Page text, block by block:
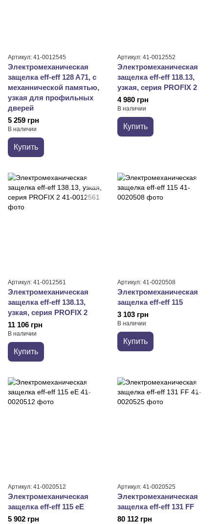
Артикул: 41-0012545
Электромеханическая
защелка eff-eff 128 A71, с
механнической памятью,
узкая для профильных
дверей
5 259 грн
В наличии
Купить
Артикул: 41-0012552
Электромеханическая
защелка eff-eff 118.13,
узкая, серия PROFIX 2
4 980 грн
В наличии
Купить
Артикул: 41-0012561
Электромеханическая
защелка eff-eff 138.13,
узкая, серия PROFIX 2
11 106 грн
В наличии
Купить
Артикул: 41-0020508
Электромеханическая
защелка eff-eff 115
3 103 грн
В наличии
Купить
Артикул: 41-0020512
Электромеханическая
защелка eff-eff 115 eE
5 902 грн
Артикул: 41-0020525
Электромеханическая
защелка eff-eff 131 FF
80 112 грн